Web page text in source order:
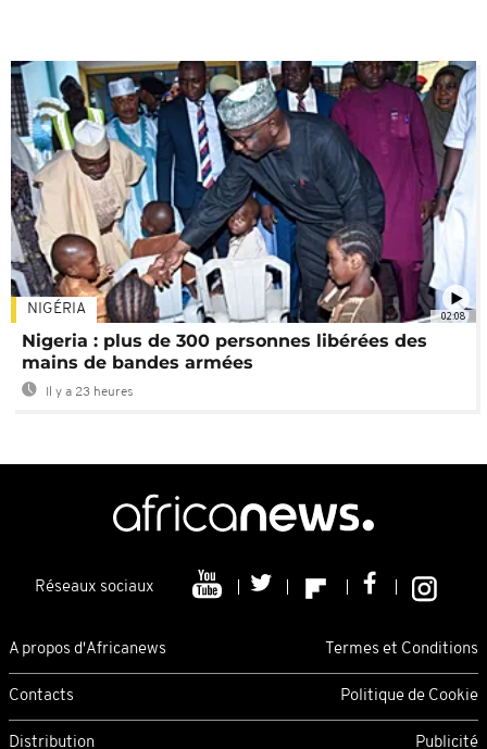
02:08
NIGÉRIA
Nigeria : plus de 300 personnes libérées des
mains de bandes armées
Il y a 23 heures
Réseaux sociaux
A propos d'Africanews Termes et Conditions
Contacts Politique de Cookie
Distribution Publicité